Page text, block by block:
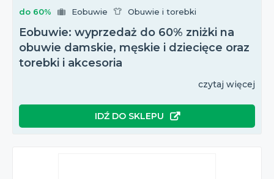
do 60% Eobuwie Obuwie i torebki
Eobuwie: wyprzedaż do 60% zniżki na
obuwie damskie, męskie i dziecięce oraz
torebki i akcesoria
czytaj więcej
IDŹ DO SKLEPU